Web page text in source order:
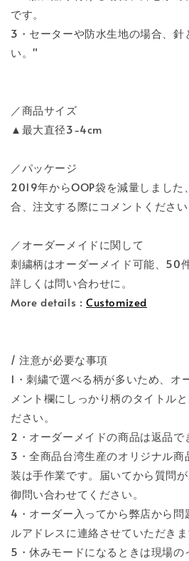
です。
3・セーターや防水生地の場合、針
い。"
／商品サイズ
▲最大直径3-4cm
／パッケージ
2019年からOOP袋を減量しました
合、注文する際にコメントください
／オーダーメイドに関して
刺繍柄はオーダーメイド可能、50
詳しくは問い合わせに。
More details : Customized
/ 注意が必要な事項
1・刺繍で選べる柄が多いため、オ
メント欄にしっかり柄のタイトル
ださい。
2・オーダーメイドの商品は返品で
3・全商品台湾生産のオリジナル
装は手作業です。届いてから質問
御問い合わせてください。
4・オーダー入ってから弊店から
ルアドレスに連絡させていただきま
5・休みモードになるときは現場